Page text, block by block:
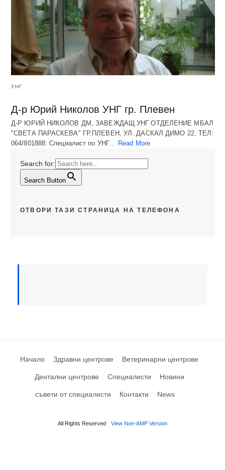
УНГ
Д-р Юрий Николов УНГ гр. Плевен
Д-Р ЮРИЙ НИКОЛОВ ДМ, ЗАВЕЖДАЩ УНГ ОТДЕЛЕНИЕ МБАЛ
"СВЕТА ПАРАСКЕВА" ГР.ПЛЕВЕН, УЛ. ДАСКАЛ ДИМО 22, ТЕЛ:
064/801888: Специалист по УНГ… Read More
Search for:
Search Button
ОТВОРИ ТАЗИ СТРАНИЦА НА ТЕЛЕФОНА
Начало Здравни центрове Ветеринарни центрове
Дентални центрове Специалисти Новини
съвети от специалисти Контакти News
All Rights Reserved View Non-AMP Version